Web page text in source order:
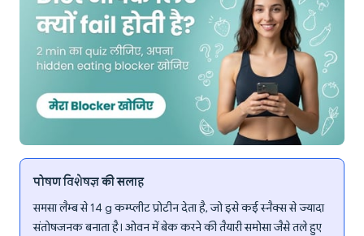
पोषण विशेषज्ञ की सलाह
समसा लैम्ब से 14 g कम्प्लीट प्रोटीन देता है, जो इसे कई स्नैक्स से ज्यादा
संतोषजनक बनाता है। ओवन में बेक करने की तैयारी समोसा जैसे तले हुए